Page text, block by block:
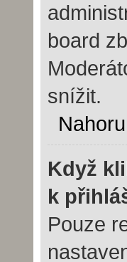
board
snížit.
Nahoru
Když
k
Pouze